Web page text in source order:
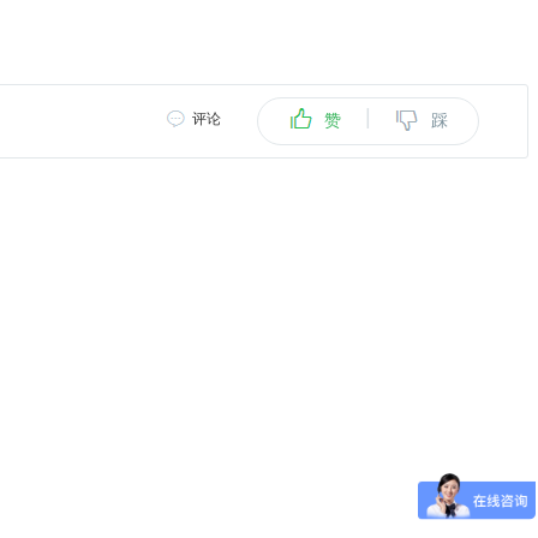
赞 | 踩
评论